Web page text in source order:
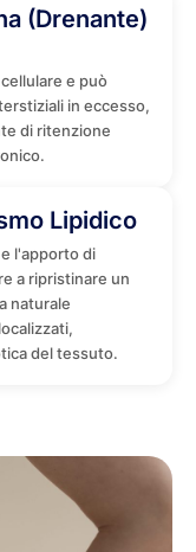
(Drenante)
e può
in eccesso,
di ritenzione
Lipidico
l'apporto di
a ripristinare un
naturale
del tessuto.